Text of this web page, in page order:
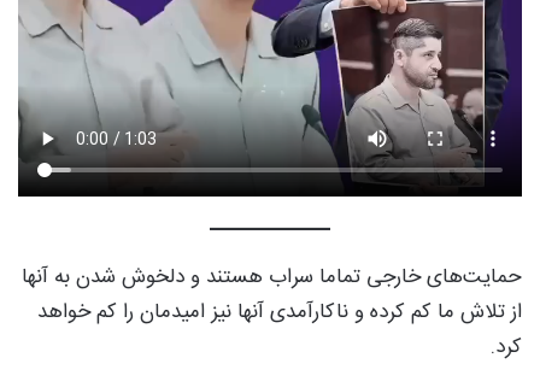
حمایت‌های خارجی تماما سراب هستند و دلخوش شدن به آنها
از تلاش ما کم کرده و ناکارآمدی آنها نیز امیدمان را کم خواهد
کرد.